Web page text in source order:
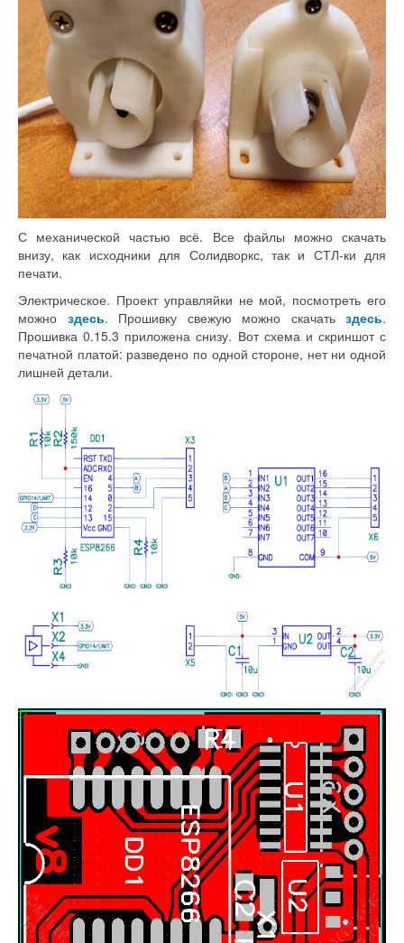
С механической частью всё. Все файлы можно скачать
внизу, как исходники для Солидворкс, так и СТЛ-ки для
печати.
Электрическое. Проект управляйки не мой, посмотреть его
можно здесь. Прошивку свежую можно скачать здесь.
Прошивка 0.15.3 приложена снизу. Вот схема и скриншот с
печатной платой: разведено по одной стороне, нет ни одной
лишней детали.